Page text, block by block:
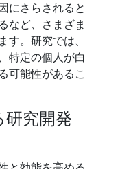
にさらされると
など、さまざま
す。研究では、
特定の個人が白
可能性があるこ
究開発